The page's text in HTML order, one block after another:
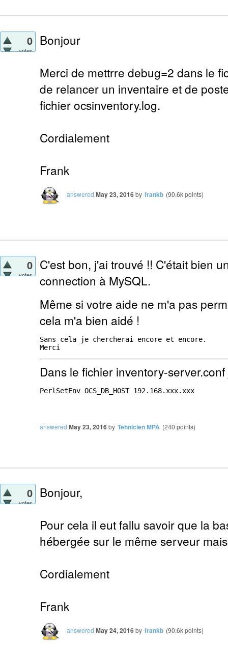
0
votes
Bonjour
Merci de mettrre debug=2 dans le
de relancer un inventaire et de
fichier ocsinventory.log.
Cordialement
Frank
answered May 23, 2016by frankb (90.6kpoints)
0
votes
C'est bon, j'ai trouvé !! C'était bien
connection à MySQL.
Même si votre aide ne m'a pas
cela m'a bien aidé !
Sans cela je chercherai encore et encore.
Dans le fichier inventory-
PerlSetEnv OCS_DB_HOST 192.168.xxx.xxx
answered May 23, 2016by Tehnicien MPA (240 points)
0
votes
Bonjour,
Pour cela il eut fallu savoir que la
hébergée sur le même serveur
Cordialement
Frank
answered May 24, 2016by frankb (90.6kpoints)